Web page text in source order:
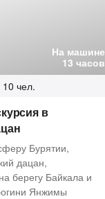
На машине
13 часов
чел.
в
Бурятии,
дацан,
берегу Байкала и
Янжимы